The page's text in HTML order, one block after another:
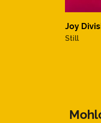
Joy
Still